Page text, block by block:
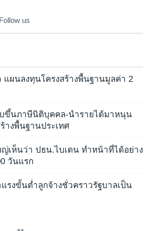
Follow us
แผนลงทุนโครงสร้างพื้นฐานมูลค่า 2
บขึ้นภาษีนิติบุคคล-นำรายได้มาหนุน
างพื้นฐานประเทศ
เห็นว่า ปธน.ไบเดน ทำหน้าที่ได้อย่าง
วันแรก
รงขั้นต่ำลูกจ้างชั่วคราวรัฐบาลเป็น